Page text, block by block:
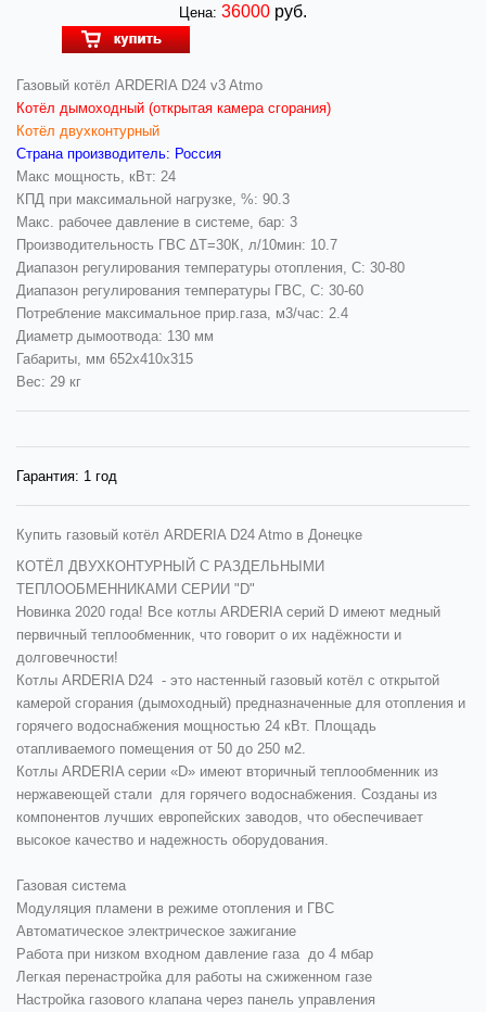
Цена: 36000 руб.
Газовый котёл ARDERIA D24 v3 Atmo
Котёл дымоходный (открытая камера сгорания)
Котёл двухконтурный
Страна производитель: Россия
Макс мощность, кВт: 24
КПД при максимальной нагрузке, %: 90.3
Макс. рабочее давление в системе, бар: 3
Производительность ГВС ∆Т=30К, л/10мин: 10.7
Диапазон регулирования температуры отопления, С: 30-80
Диапазон регулирования температуры ГВС, С: 30-60
Потребление максимальное прир.газа, м3/час: 2.4
Диаметр дымоотвода: 130 мм
Габариты, мм 652х410х315
Вес: 29 кг
Гарантия: 1 год
Купить газовый котёл ARDERIA D24 Atmo в Донецке
КОТЁЛ ДВУХКОНТУРНЫЙ С РАЗДЕЛЬНЫМИ
ТЕПЛООБМЕННИКАМИ СЕРИИ "D"
Новинка 2020 года! Все котлы ARDERIA серий D имеют медный
первичный теплообменник, что говорит о их надёжности и
долговечности!
Котлы ARDERIA D24 - это настенный газовый котёл с открытой
камерой сгорания (дымоходный) предназначенные для отопления и
горячего водоснабжения мощностью 24 кВт. Площадь
отапливаемого помещения от 50 до 250 м2.
Котлы ARDERIA серии «D» имеют вторичный теплообменник из
нержавеющей стали для горячего водоснабжения. Созданы из
компонентов лучших европейских заводов, что обеспечивает
высокое качество и надежность оборудования.
Газовая система
Модуляция пламени в режиме отопления и ГВС
Автоматическое электрическое зажигание
Работа при низком входном давление газа до 4 мбар
Легкая перенастройка для работы на сжиженном газе
Настройка газового клапана через панель управления